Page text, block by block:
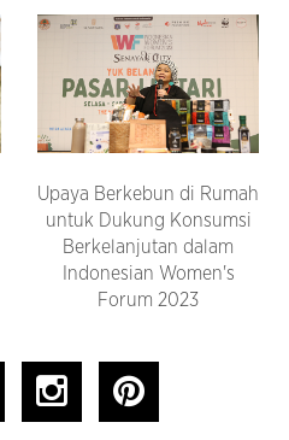
Upaya Berkebun di Rumah
untuk Dukung Konsumsi
Berkelanjutan dalam
Indonesian Women's
Forum 2023